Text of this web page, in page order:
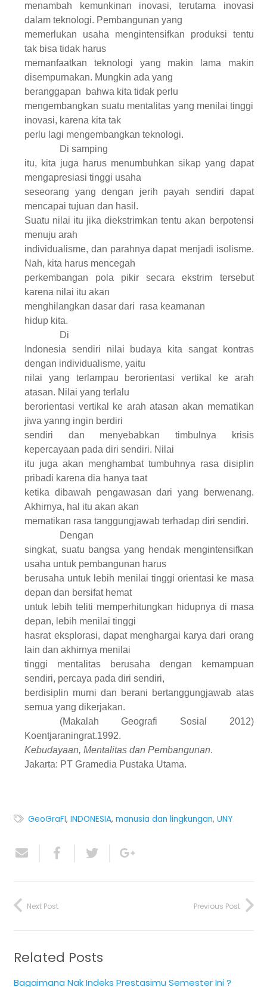
menambah kemunkinan inovasi, terutama inovasi
dalam teknologi. Pembangunan yang
memerlukan usaha mengintensifkan produksi tentu
tak bisa tidak harus
memanfaatkan teknologi yang makin lama makin
disempurnakan. Mungkin ada yang
beranggapan
bahwa kita tidak perlu
mengembangkan suatu mentalitas yang menilai tinggi
inovasi, karena kita tak
perlu lagi mengembangkan teknologi.
Di samping
itu, kita juga harus menumbuhkan sikap yang dapat
mengapresiasi tinggi usaha
seseorang yang dengan jerih payah sendiri dapat
mencapai tujuan dan hasil.
Suatu nilai itu jika diekstrimkan tentu akan berpotensi
menuju arah
individualisme, dan parahnya dapat menjadi isolisme.
Nah, kita harus mencegah
perkembangan pola pikir secara ekstrim tersebut
karena nilai itu akan
menghilangkan dasar dari rasa keamanan
hidup kita.
Di
Indonesia sendiri nilai budaya kita sangat kontras
dengan individualisme, yaitu
nilai yang terlampau berorientasi vertikal ke arah
atasan. Nilai yang terlalu
berorientasi vertikal ke arah atasan akan mematikan
jiwa yanng ingin berdiri
sendiri dan menyebabkan timbulnya krisis
kepercayaan pada diri sendiri. Nilai
itu juga akan menghambat tumbuhnya rasa disiplin
pribadi karena dia hanya taat
ketika dibawah pengawasan dari yang berwenang.
Akhirnya, hal itu akan akan
mematikan rasa tanggungjawab terhadap diri sendiri.
Dengan
singkat, suatu bangsa yang hendak mengintensifkan
usaha untuk pembangunan harus
berusaha untuk lebih menilai tinggi orientasi ke masa
depan dan bersifat hemat
untuk lebih teliti memperhitungkan hidupnya di masa
depan, lebih menilai tinggi
hasrat eksplorasi, dapat menghargai karya dari orang
lain dan akhirnya menilai
tinggi mentalitas berusaha dengan kemampuan
sendiri, percaya pada diri sendiri,
berdisiplin murni dan berani bertanggungjawab atas
semua yang dikerjakan.
(Makalah Geografi Sosial 2012)
Koentjaraningrat.1992.
Kebudayaan, Mentalitas dan Pembangunan.
Jakarta: PT Gramedia Pustaka Utama.
GeoGraFI, INDONESIA, manusia dan lingkungan, UNY
Previous Post
Next Post
Related Posts
Bagaimana Nak Indeks Prestasimu Semester Ini ?